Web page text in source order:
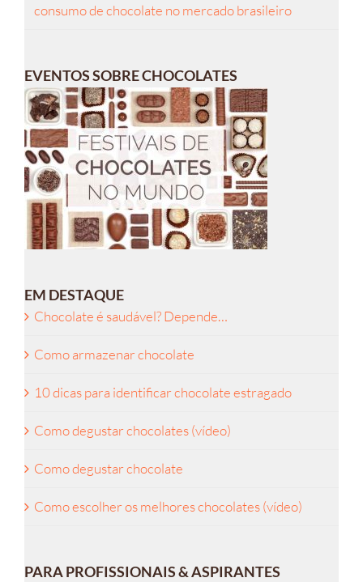
consumo de chocolate no mercado brasileiro
EVENTOS SOBRE CHOCOLATES
EM DESTAQUE
Chocolate é saudável? Depende…
Como armazenar chocolate
10 dicas para identificar chocolate estragado
Como degustar chocolates (vídeo)
Como degustar chocolate
Como escolher os melhores chocolates (vídeo)
PARA PROFISSIONAIS & ASPIRANTES